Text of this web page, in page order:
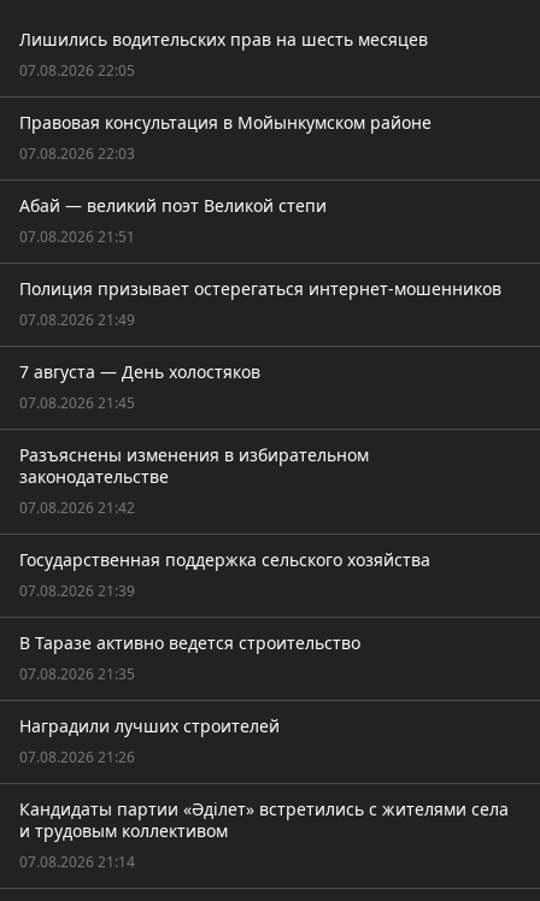
Лишились водительских прав на шесть месяцев
07.08.2026 22:05
Правовая консультация в Мойынкумском районе
07.08.2026 22:03
Абай — великий поэт Великой степи
07.08.2026 21:51
Полиция призывает остерегаться интернет-мошенников
07.08.2026 21:49
7 августа — День холостяков
07.08.2026 21:45
Разъяснены изменения в избирательном
законодательстве
07.08.2026 21:42
Государственная поддержка сельского хозяйства
07.08.2026 21:39
В Таразе активно ведется строительство
07.08.2026 21:35
Наградили лучших строителей
07.08.2026 21:26
Кандидаты партии «Әділет» встретились с жителями села
и трудовым коллективом
07.08.2026 21:14